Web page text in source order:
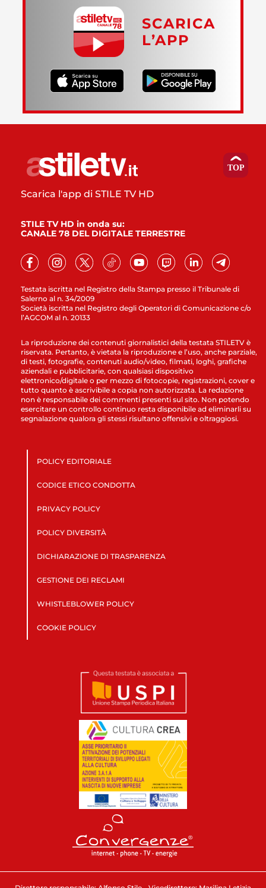
SCARICA
L’APP
Testata iscritta nel Registro della Stampa presso il Tribunale di
Salerno al n. 34/2009
Società iscritta nel Registro degli Operatori di Comunicazione c/o
l’AGCOM al n. 20133
Scarica l'app di STILE TV HD
STILE TV HD in onda su:
CANALE 78 DEL DIGITALE TERRESTRE
La riproduzione dei contenuti giornalistici della testata STILETV è
riservata. Pertanto, è vietata la riproduzione e l’uso, anche parziale,
di testi, fotografie, contenuti audio/video, filmati, loghi, grafiche
aziendali e pubblicitarie, con qualsiasi dispositivo
elettronico/digitale o per mezzo di fotocopie, registrazioni, cover e
tutto quanto è ascrivibile a copia non autorizzata. La redazione
non è responsabile dei commenti presenti sul sito. Non potendo
esercitare un controllo continuo resta disponibile ad eliminarli su
segnalazione qualora gli stessi risultano offensivi e oltraggiosi.
POLICY EDITORIALE
CODICE ETICO CONDOTTA
PRIVACY POLICY
POLICY DIVERSITÀ
DICHIARAZIONE DI TRASPARENZA
GESTIONE DEI RECLAMI
WHISTLEBLOWER POLICY
COOKIE POLICY